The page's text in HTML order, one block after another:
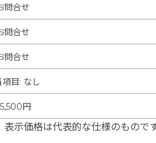
問合せ
問合せ
問合せ
項目: なし
円
表示価格は代表的な仕様のもので